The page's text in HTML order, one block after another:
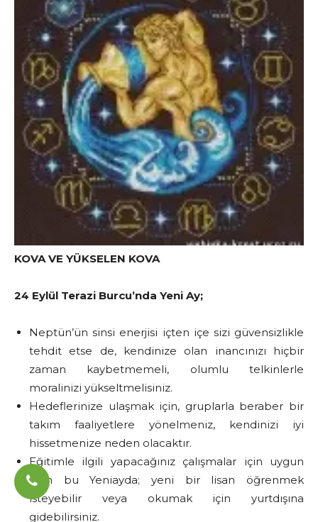
KOVA VE YÜKSELEN KOVA
24 Eylül Terazi Burcu’nda Yeni Ay;
Neptün’ün sinsi enerjisi içten içe sizi güvensizlikle
tehdit etse de, kendinize olan inancınızı hiçbir
zaman kaybetmemeli, olumlu telkinlerle
moralinizi yükseltmelisiniz.
Hedeflerinize ulaşmak için, gruplarla beraber bir
takım faaliyetlere yönelmeniz, kendinizi iyi
hissetmenize neden olacaktır.
Eğitimle ilgili yapacağınız çalışmalar için uygun
olan bu Yeniayda; yeni bir lisan öğrenmek
isteyebilir veya okumak için yurtdışına
gidebilirsiniz.